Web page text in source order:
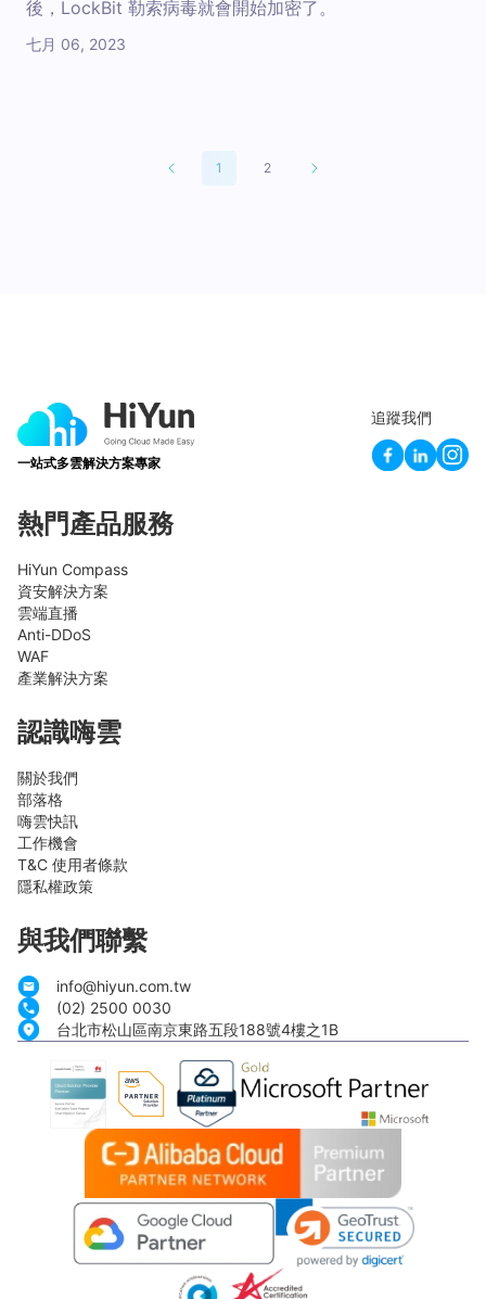
後，LockBit 勒索病毒就會開始加密了。
七月 06, 2023
1 2
一站式多雲解決方案專家
追蹤我們
熱門產品服務
HiYun Compass
資安解決方案
雲端直播
Anti-DDoS
WAF
產業解決方案
認識嗨雲
關於我們
部落格
嗨雲快訊
工作機會
T&C 使用者條款
隱私權政策
與我們聯繫
info@hiyun.com.tw
(02) 2500 0030
台北市松山區南京東路五段188號4樓之1B